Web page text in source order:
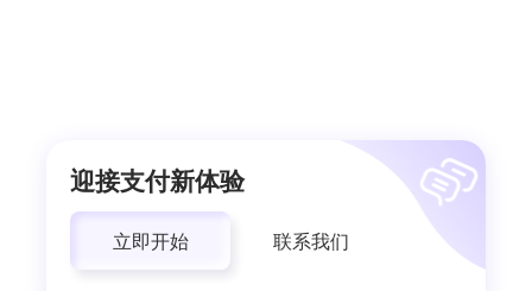
迎接支付新体验
立即开始 联系我们